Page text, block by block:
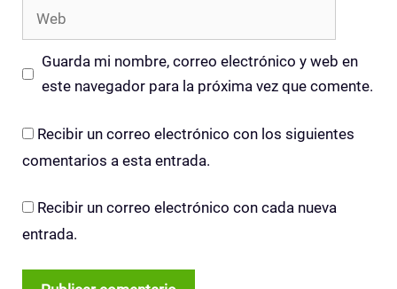
Web
Guarda mi nombre, correo electrónico y web en
este navegador para la próxima vez que comente.
Recibir un correo electrónico con los siguientes
comentarios a esta entrada.
Recibir un correo electrónico con cada nueva
entrada.